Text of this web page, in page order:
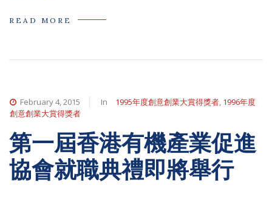
READ MORE
February 4, 2015 In 1995年度創意創業大賞得獎者, 1996年度
創意創業大賞得獎者
第一屆香港有機產業促進
協會就職典禮即將舉行